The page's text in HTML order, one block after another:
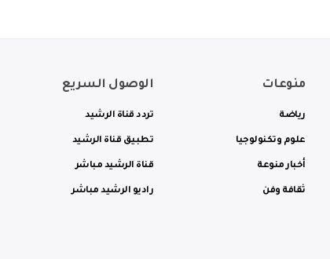
منوعات
رياضة
علوم وتكنولوجيا
أخبار منوعة
ثقافة وفن
الوصول السريع
تردد قناة الرشيد
تطبيق قناة الرشيد
قناة الرشيد مباشر
راديو الرشيد مباشر